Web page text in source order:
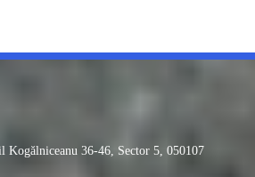
Kogălniceanu 36-46, Sector 5, 050107